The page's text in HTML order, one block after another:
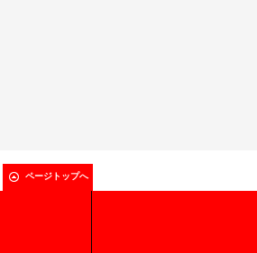
ページトップへ